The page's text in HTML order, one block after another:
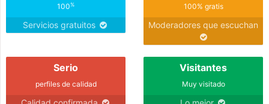
100%
Servicios gratuitos
100% gratis
Moderadores que escuchan
Serio
perfiles de calidad
Visitantes
Muy visitado